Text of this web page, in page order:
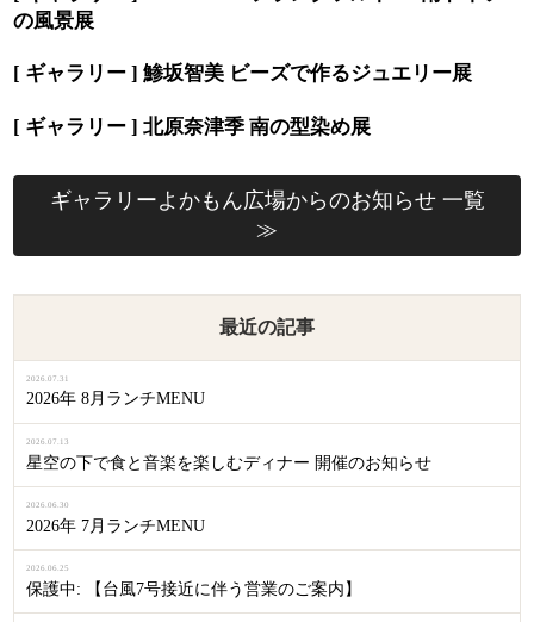
の風景展
[ ギャラリー ] 鯵坂智美 ビーズで作るジュエリー展
[ ギャラリー ] 北原奈津季 南の型染め展
ギャラリーよかもん広場からのお知らせ 一覧
≫
最近の記事
2026年 8月ランチMENU
2026.07.31
星空の下で食と音楽を楽しむディナー 開催のお知らせ
2026.07.13
2026年 7月ランチMENU
2026.06.30
保護中: 【台風7号接近に伴う営業のご案内】
2026.06.25